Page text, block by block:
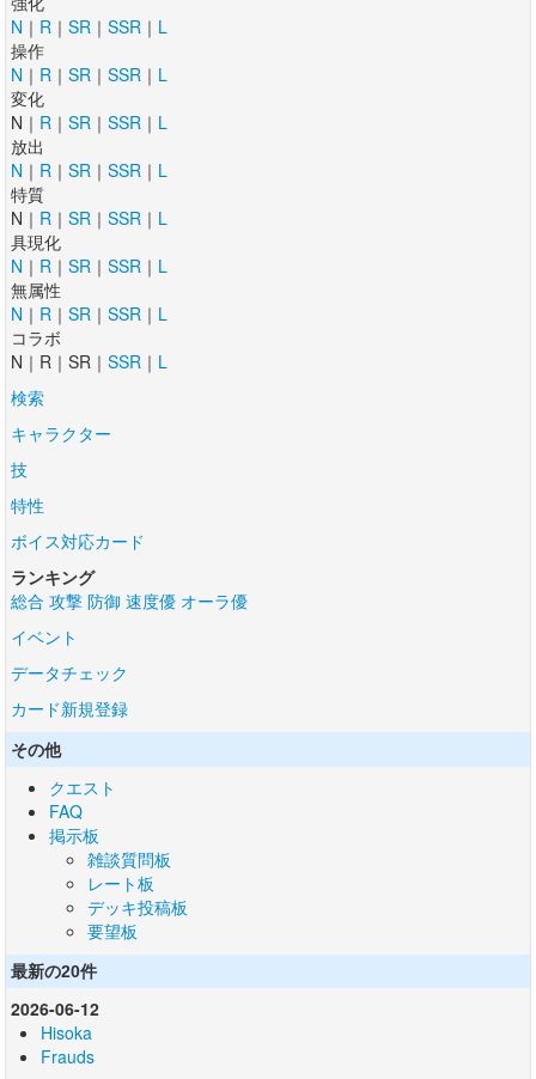
N ｜ R ｜ SR ｜ SSR ｜ L
操作
N ｜ R ｜ SR ｜ SSR ｜ L
変化
N｜ R ｜ SR ｜ SSR ｜ L
放出
N ｜ R ｜ SR ｜ SSR ｜ L
特質
N｜ R ｜ SR ｜ SSR ｜ L
具現化
N ｜ R ｜ SR ｜ SSR ｜ L
無属性
N ｜ R ｜ SR ｜ SSR ｜ L
コラボ
N｜R｜SR｜ SSR ｜ L
検索
キャラクター
技
特性
ボイス対応カード
ランキング
総合 攻撃 防御 速度優 オーラ優
イベント
データチェック
カード新規登録
その他
クエスト
FAQ
掲示板
雑談質問板
レート板
デッキ投稿板
要望板
最新の20件
2026-06-12
Hisoka
Frauds